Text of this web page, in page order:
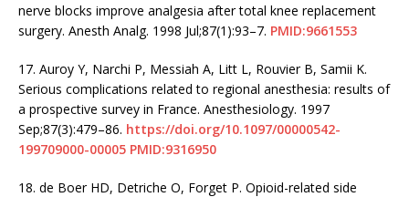
nerve blocks improve analgesia after total knee replacement
surgery. Anesth Analg. 1998 Jul;87(1):93–7. PMID:9661553
17. Auroy Y, Narchi P, Messiah A, Litt L, Rouvier B, Samii K.
Serious complications related to regional anesthesia: results of
a prospective survey in France. Anesthesiology. 1997
Sep;87(3):479–86. https://doi.org/10.1097/00000542-
199709000-00005 PMID:9316950
18. de Boer HD, Detriche O, Forget P. Opioid-related side